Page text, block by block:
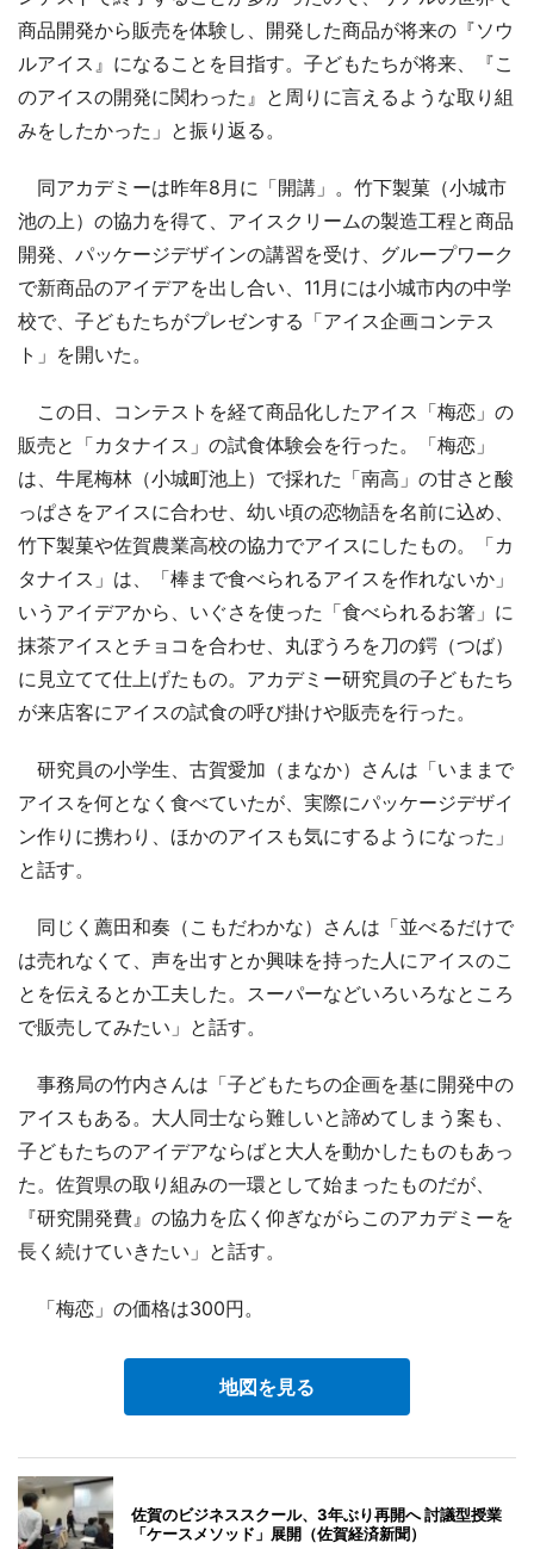
商品開発から販売を体験し、開発した商品が将来の『ソウ
ルアイス』になることを目指す。子どもたちが将来、『こ
のアイスの開発に関わった』と周りに言えるような取り組
みをしたかった」と振り返る。
同アカデミーは昨年8月に「開講」。竹下製菓（小城市
池の上）の協力を得て、アイスクリームの製造工程と商品
開発、パッケージデザインの講習を受け、グループワーク
で新商品のアイデアを出し合い、11月には小城市内の中学
校で、子どもたちがプレゼンする「アイス企画コンテス
ト」を開いた。
この日、コンテストを経て商品化したアイス「梅恋」の
販売と「カタナイス」の試食体験会を行った。「梅恋」
は、牛尾梅林（小城町池上）で採れた「南高」の甘さと酸
っぱさをアイスに合わせ、幼い頃の恋物語を名前に込め、
竹下製菓や佐賀農業高校の協力でアイスにしたもの。「カ
タナイス」は、「棒まで食べられるアイスを作れないか」
いうアイデアから、いぐさを使った「食べられるお箸」に
抹茶アイスとチョコを合わせ、丸ぼうろを刀の鍔（つば）
に見立てて仕上げたもの。アカデミー研究員の子どもたち
が来店客にアイスの試食の呼び掛けや販売を行った。
研究員の小学生、古賀愛加（まなか）さんは「いままで
アイスを何となく食べていたが、実際にパッケージデザイ
ン作りに携わり、ほかのアイスも気にするようになった」
と話す。
同じく薦田和奏（こもだわかな）さんは「並べるだけで
は売れなくて、声を出すとか興味を持った人にアイスのこ
とを伝えるとか工夫した。スーパーなどいろいろなところ
で販売してみたい」と話す。
事務局の竹内さんは「子どもたちの企画を基に開発中の
アイスもある。大人同士なら難しいと諦めてしまう案も、
子どもたちのアイデアならばと大人を動かしたものもあっ
た。佐賀県の取り組みの一環として始まったものだが、
『研究開発費』の協力を広く仰ぎながらこのアカデミーを
長く続けていきたい」と話す。
「梅恋」の価格は300円。
地図を見る
佐賀のビジネススクール、3年ぶり再開へ 討議型授業
「ケースメソッド」展開（佐賀経済新聞）